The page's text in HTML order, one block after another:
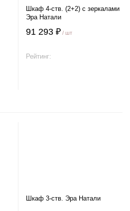
Шкаф 4-ств. (2+2) с зеркалами
Эра Натали
91 293 ₽ / шт
Рейтинг:
Шкаф 3-ств. Эра Натали